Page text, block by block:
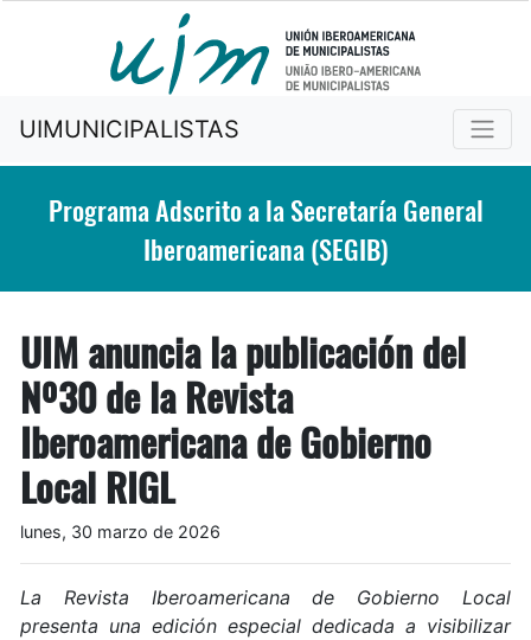
UIMUNICIPALISTAS
Programa Adscrito a la Secretaría General
Iberoamericana (SEGIB)
UIM anuncia la publicación del
Nº30 de la Revista
Iberoamericana de Gobierno
Local RIGL
lunes, 30 marzo de 2026
La Revista Iberoamericana de Gobierno Local
presenta una edición especial dedicada a visibilizar